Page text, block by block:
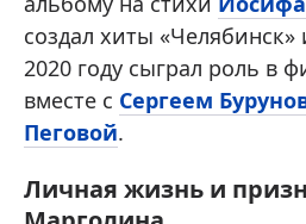
создал хиты «Челябинск»
2020 году сыграл роль в
вместе с Сергеем
Пеговой.
Личная жизнь и